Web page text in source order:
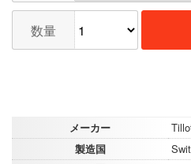
数量
メーカー
製造国